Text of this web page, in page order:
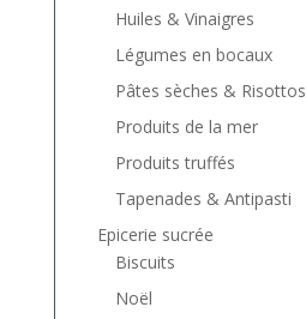
Huiles & Vinaigres
Légumes en bocaux
Pâtes sèches & Risottos
Produits de la mer
Produits truffés
Tapenades & Antipasti
Epicerie sucrée
Biscuits
Noël